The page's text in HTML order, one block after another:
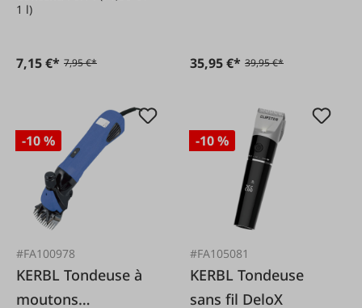
1 l)
7,15 €* 7,95 €* 35,95 €* 39,95 €*
-10 %
#FA100978
KERBL Tondeuse à
moutons
-10 %
#FA105081
KERBL Tondeuse
sans fil DeloX